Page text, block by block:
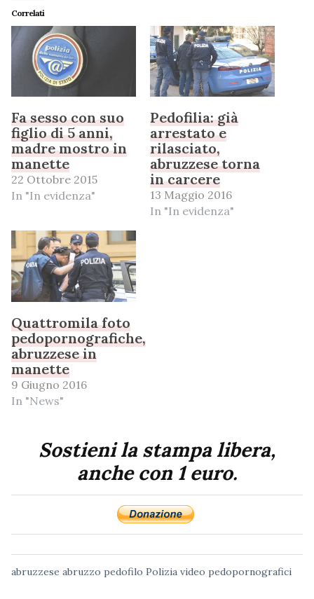
Correlati
Fa sesso con suo
figlio di 5 anni,
madre mostro in
manette
22 Ottobre 2015
In "In evidenza"
Pedofilia: già
arrestato e
rilasciato,
abruzzese torna
in carcere
13 Maggio 2016
In "In evidenza"
Quattromila foto
pedopornografiche,
abruzzese in
manette
9 Giugno 2016
In "News"
Sostieni la stampa libera,
anche con 1 euro.
abruzzese abruzzo pedofilo Polizia video pedopornografici